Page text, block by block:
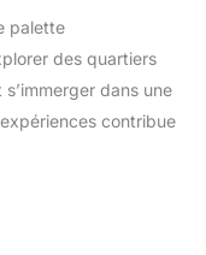
palette
des quartiers
dans une
contribue